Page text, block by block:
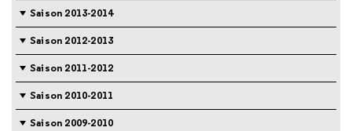
Saison 2013-2014
Saison 2012-2013
Saison 2011-2012
Saison 2010-2011
Saison 2009-2010